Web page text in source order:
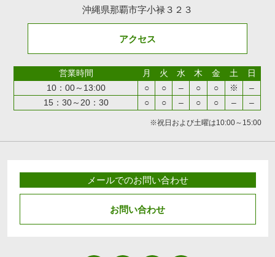
沖縄県那覇市字小禄３２３
アクセス
営業時間 月 火 水 木 金 土
日
10：00～13:00
○ ○ – ○ ○ ※
–
15：30～20：30
○ ○ – ○ ○ – –
※祝日および土曜は10:00～15:00
メールでのお問い合わせ
お問い合わせ